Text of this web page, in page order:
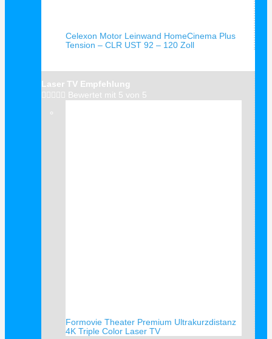
Celexon Motor Leinwand HomeCinema Plus
Tension – CLR UST 92 – 120 Zoll
Laser TV Empfehlung
     Bewertet mit 5 von 5
Formovie Theater Premium Ultrakurzdistanz
4K Triple Color Laser TV